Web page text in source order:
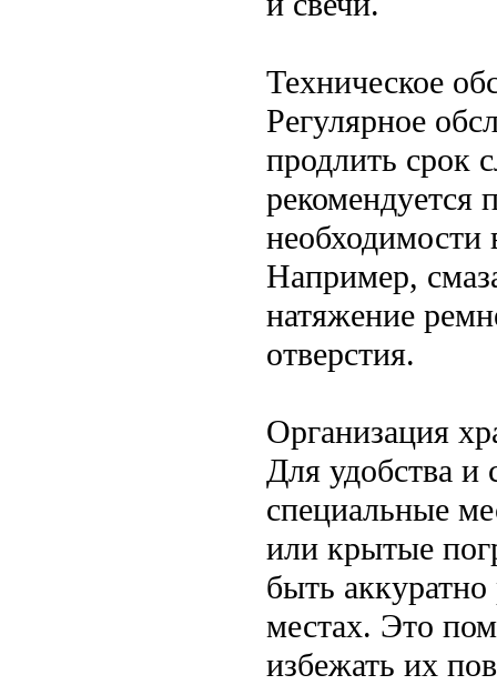
Техническое
Регулярное
продлить срок
рекомендуется
необходимости
Например,
натяжение
отверстия.
Организация
Для удобства и
специальные
или крытые
быть
местах. Это
избежать их